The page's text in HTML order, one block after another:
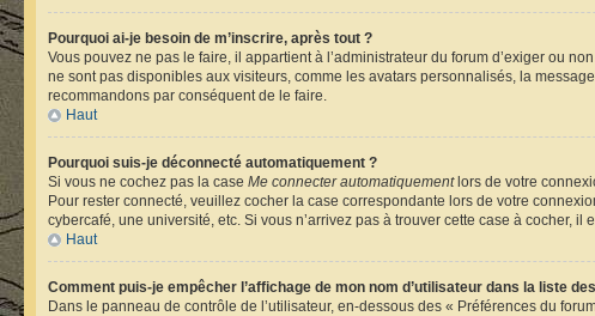
Pourquoi ai-je besoin de m’inscrire, après tout ?
Vous pouvez ne pas le faire, il appartient à l’administrateur du forum d’exiger ou
ne sont pas disponibles aux visiteurs, comme les avatars personnalisés, la
recommandons par conséquent de le faire.
Haut
Pourquoi suis-je déconnecté automatiquement ?
Si vous ne cochez pas la case Me connecter automatiquementlors de votre
Pour rester connecté, veuillez cocher la case correspondante lors de votre
cybercafé, une université, etc. Si vous n’arrivez pas à trouver cette case à cocher,
Haut
Comment puis-je empêcher l’affichage de mon nom d’utilisateur dans la liste
Dans le panneau de contrôle de l’utilisateur, en-dessous des « Préférences du